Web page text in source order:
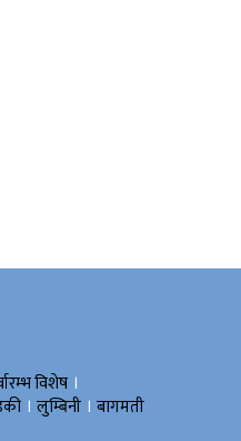
विशेष ।
। लुम्बिनी । बागमती